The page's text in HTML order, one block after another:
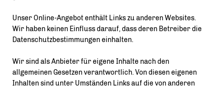
Unser Online-Angebot enthält Links zu anderen Websites.
Wir haben keinen Einfluss darauf, dass deren Betreiber die
Datenschutzbestimmungen einhalten.
Wir sind als Anbieter für eigene Inhalte nach den
allgemeinen Gesetzen verantwortlich. Von diesen eigenen
Inhalten sind unter Umständen Links auf die von anderen